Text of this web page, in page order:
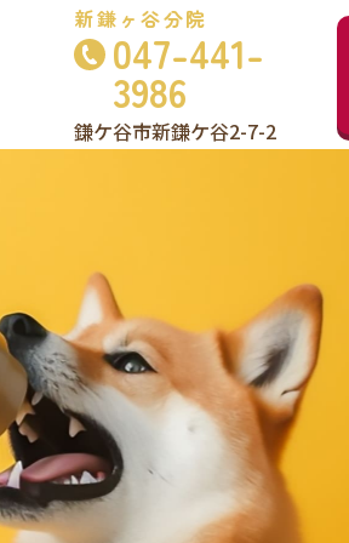
新鎌ヶ谷分院
047-441-
3986
鎌ケ谷市新鎌ケ谷2-7-2